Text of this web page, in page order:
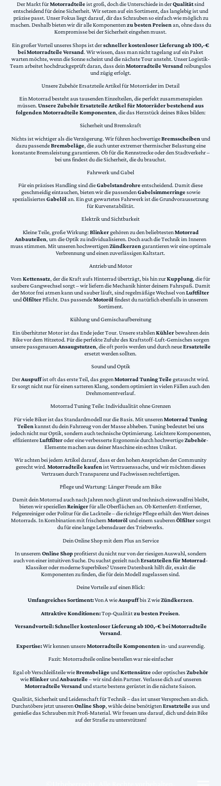
Der Markt fürMotorradteileist groß, doch die Unterschiede in derQualitätsind
entscheidend für deine Sicherheit. Wir setzen auf ein Sortiment, das langlebig ist und
präzise passt. Unser Fokus liegt darauf, dir das Schrauben so einfach wie möglich zu
machen. Deshalb bieten wir dir alle Komponentenzu besten Preisenan, ohne dass du
Kompromisse bei der Sicherheit eingehen musst.
Ein großer Vorteil unseres Shops ist derschneller kostenloser Lieferung ab 100,-€
bei Motorradteile Versand. Wir wissen, dass man nicht tagelang auf ein Paket
warten möchte, wenn die Sonne scheint und die nächste Tour ansteht. Unser Logistik-
Team arbeitet hochdruckgeprüft daran, dass deinMotorradteile Versand reibungslos
und zügig erfolgt.
Unsere Zubehör Ersatzteile Artikel für Motorräder im Detail
Ein Motorrad besteht aus tausenden Einzelteilen, die perfekt zusammenspielen
müssen. Unsere Zubehör Ersatzteile Artikel für Motorräder bestehend aus
folgenden Motorradteile Komponenten, die das Herzstück deines Bikes bilden:
Sicherheit und Bremskraft
Nichts ist wichtiger als die Verzögerung. Wir führen hochwertigeBremsscheiben und
dazu passendeBremsbeläge, die auch unter extremer thermischer Belastung eine
konstante Bremsleistung garantieren. Ob für die Rennstrecke oder den Stadtverkehr –
bei uns findest du die Sicherheit, die du brauchst.
Fahrwerk und Gabel
Für ein präzises Handling sind dieGabelstandrohreentscheidend. Damit diese
geschmeidig eintauchen, bieten wir die passendenGabelsimmerringesowie
spezialisiertesGabelölan. Ein gut gewartetes Fahrwerk ist die Grundvoraussetzung
für Kurvenstabilität.
Elektrik und Sichtbarkeit
Kleine Teile, große Wirkung: Blinkergehören zu den beliebtestenMotorrad
Anbauteilen, um die Optik zu individualisieren. Doch auch die Technik im Inneren
muss stimmen. Mit unseren hochwertigenZündkerzen garantieren wir eine optimale
Verbrennung und einen zuverlässigen Kaltstart.
Antrieb und Motor
VomKettensatz, der die Kraft aufs Hinterrad überträgt, bis hin zurKupplung, die für
saubere Gangwechsel sorgt – wir liefern die Mechanik hinter deinem Fahrspaß. Damit
der Motor frei atmen kann und sauber läuft, sind regelmäßige Wechsel vonLuftfilter
undÖlfilterPflicht. Das passendeMotorölfindest du natürlich ebenfalls in unserem
Sortiment.
Kühlung und Gemischaufbereitung
Ein überhitzter Motor ist das Ende jeder Tour. Unsere stabilenKühlerbewahren dein
Bike vor dem Hitzetod. Für die perfekte Zufuhr des Kraftstoff-Luft-Gemisches sorgen
unsere passgenauenAnsaugstutzen, die oft porös werden und durch neueErsatzteile
ersetzt werden sollten.
Sound und Optik
DerAuspuffist oft das erste Teil, das gegenMotorrad Tuning Teilegetauscht wird.
Er sorgt nicht nur für einen satteren Klang, sondern optimiert in vielen Fällen auch den
Drehmomentverlauf.
Motorrad Tuning Teile: Individualität ohne Grenzen
Für viele Biker ist das Standardmodell nur die Basis. Mit unserenMotorrad Tuning
Teilen kannst du dein Fahrzeug von der Masse abheben. Tuning bedeutet bei uns
jedoch nicht nur Optik, sondern auch technische Optimierung. Leichtere Komponenten,
effizientereLuftfilteroder eine verbesserte Ergonomie durch hochwertigeZubehör-
Elemente machen aus deiner Maschine ein echtes Unikat.
Wir achten bei jedem Artikel darauf, dass er den hohen Ansprüchen der Community
gerecht wird. Motorradteile kaufen ist Vertrauenssache, und wir möchten dieses
Vertrauen durch Transparenz und Fachwissen rechtfertigen.
Pflege und Wartung: Länger Freude am Bike
Damit dein Motorrad auch nach Jahren noch glänzt und technisch einwandfrei bleibt,
bieten wir speziellenReinigerfür alle Oberflächen an. Ob Kettenfett-Entferner,
Felgenreiniger oder Politur für die Lackteile – die richtige Pflege erhält den Wert deines
Motorrads. In Kombination mit frischemMotorölund einem sauberenÖlfiltersorgst
du für eine lange Lebensdauer des Triebwerks.
Dein Online Shop mit dem Plus an Service
In unserem Online Shopprofitierst du nicht nur von der riesigen Auswahl, sondern
auch von einer intuitiven Suche. Du suchst gezielt nachErsatzteilen für Motorrad-
Klassiker oder moderne Superbikes? Unsere Datenbank hilft dir, exakt die
Komponenten zu finden, die für dein Modell zugelassen sind.
Deine Vorteile auf einen Blick:
Umfangreiches Sortiment:Von A wieAuspuffbis Z wieZündkerzen.
Attraktive Konditionen:Top-Qualitätzu besten Preisen.
Versandvorteil:Schneller kostenloser Lieferung ab 100,-€ bei Motorradteile
Versand.
Expertise:Wir kennen unsereMotorradteile Komponentenin- und auswendig.
Fazit: Motorradteile online bestellen war nie einfacher
Egal ob Verschleißteile wieBremsbelägeundKettensätzeoder optischesZubehör
wieBlinkerundAnbauteile– wir sind dein Partner. Verlasse dich auf unseren
Motorradteile Versand und starte bestens gerüstet in die nächste Saison.
Qualität, Sicherheit und Leidenschaft für Technik – das ist unser Versprechen an dich.
Durchstöbere jetzt unserenOnline Shop, wähle deine benötigtenErsatzteileaus und
genieße das Schrauben mit Profi-Material. Wir freuen uns darauf, dich und dein Bike
auf der Straße zu unterstützen!